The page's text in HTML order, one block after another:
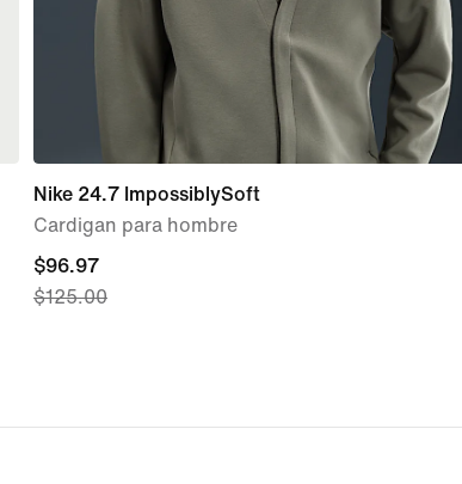
Nike 24.7 ImpossiblySoft
Cardigan para hombre
current
price
$125.00
$96.97
$125.00